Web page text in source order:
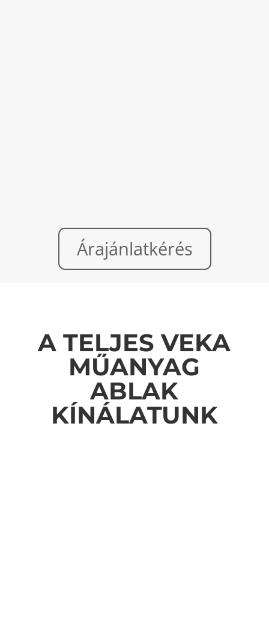
Árajánlatkérés
A TELJES VEKA
MŰANYAG
ABLAK
KÍNÁLATUNK